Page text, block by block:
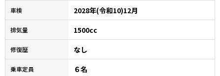
車検 2028年(令和10)12月
排気量 1500cc
修復歴 なし
乗車定員 ６名